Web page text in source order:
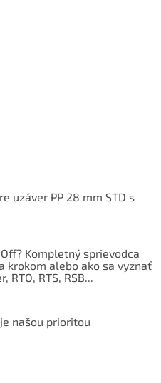
uzáver PP 28 mm STD s
Kompletný sprievodca
krokom alebo ako sa vyznať
RTS, RSB...
našou prioritou